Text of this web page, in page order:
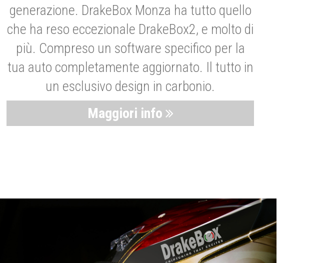
generazione. DrakeBox Monza ha tutto quello
che ha reso eccezionale DrakeBox2, e molto di
più. Compreso un software specifico per la
tua auto completamente aggiornato. Il tutto in
un esclusivo design in carbonio.
Maggiori info